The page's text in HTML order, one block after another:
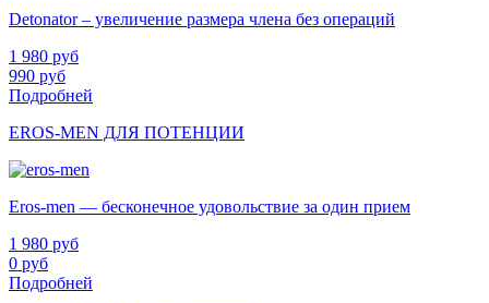
Detonator – увеличение размера члена без операций
1 980 руб
990 руб
Подробней
EROS-MEN ДЛЯ ПОТЕНЦИИ
Eros-men — бесконечное удовольствие за один прием
1 980 руб
0 руб
Подробней